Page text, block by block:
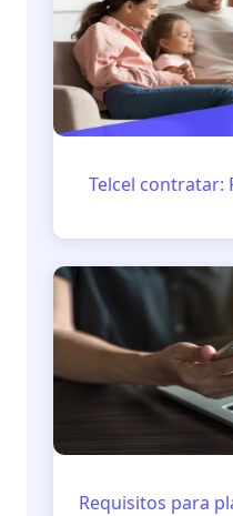
Telcel contratar:
Requisitos para